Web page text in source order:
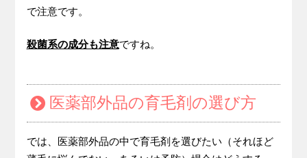
で注意です。
殺菌系の成分も注意ですね。
医薬部外品の育毛剤の選び方
では、医薬部外品の中で育毛剤を選びたい（それほど